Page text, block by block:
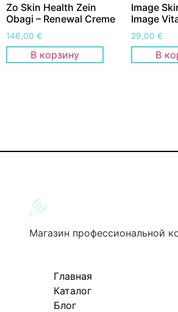
Zo Skin Health Zein
Obagi – Renewal Creme
146,00 €
В корзину
Image
Image
29,00€
В
Магазин профессиональной
Главная
Каталог
Блог